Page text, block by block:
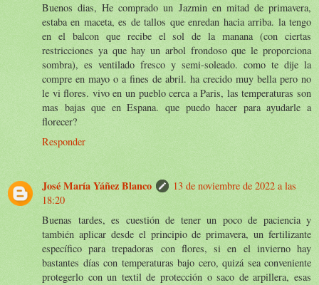
Buenos dias, He comprado un Jazmin en mitad de primavera,
estaba en maceta, es de tallos que enredan hacia arriba. la tengo
en el balcon que recibe el sol de la manana (con ciertas
restricciones ya que hay un arbol frondoso que le proporciona
sombra), es ventilado fresco y semi-soleado. como te dije la
compre en mayo o a fines de abril. ha crecido muy bella pero no
le vi flores. vivo en un pueblo cerca a Paris, las temperaturas son
mas bajas que en Espana. que puedo hacer para ayudarle a
florecer?
Responder
José María Yáñez Blanco
13 de noviembre de 2022 a las
18:20
Buenas tardes, es cuestión de tener un poco de paciencia y
también aplicar desde el principio de primavera, un fertilizante
específico para trepadoras con flores, si en el invierno hay
bastantes días con temperaturas bajo cero, quizá sea conveniente
protegerlo con un textil de protección o saco de arpillera, esas